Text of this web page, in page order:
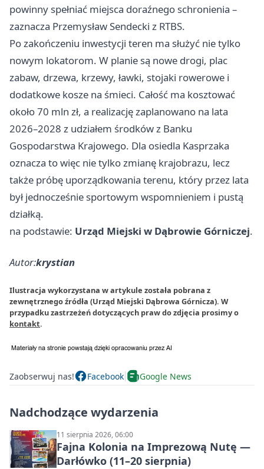
powinny spełniać miejsca doraźnego schronienia –
zaznacza Przemysław Sendecki z RTBS.
Po zakończeniu inwestycji teren ma służyć nie tylko
nowym lokatorom. W planie są nowe drogi, plac
zabaw, drzewa, krzewy, ławki, stojaki rowerowe i
dodatkowe kosze na śmieci. Całość ma kosztować
około 70 mln zł, a realizację zaplanowano na lata
2026–2028 z udziałem środków z Banku
Gospodarstwa Krajowego. Dla osiedla Kasprzaka
oznacza to więc nie tylko zmianę krajobrazu, lecz
także próbę uporządkowania terenu, który przez lata
był jednocześnie sportowym wspomnieniem i pustą
działką.
na podstawie: Urząd Miejski w Dąbrowie Górniczej.
Autor:krystian
Ilustracja wykorzystana w artykule została pobrana z
zewnętrznego źródła (Urząd Miejski Dąbrowa Górnicza). W
przypadku zastrzeżeń dotyczących praw do zdjęcia prosimy o
kontakt.
Zaobserwuj nas! Facebook Google News
Nadchodzące wydarzenia
11 sierpnia 2026, 06:00
Fajna Kolonia na Imprezową Nutę —
Darłówko (11–20 sierpnia)